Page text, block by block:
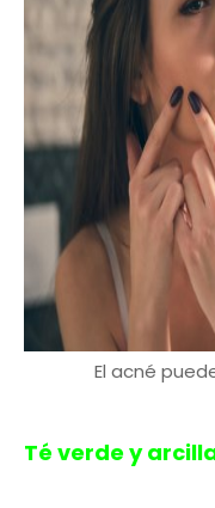
El acné
Té verde y